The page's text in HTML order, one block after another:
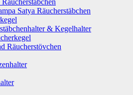
Satya Räucherstäbchen
& Kegelhalter
Räucherstövchen